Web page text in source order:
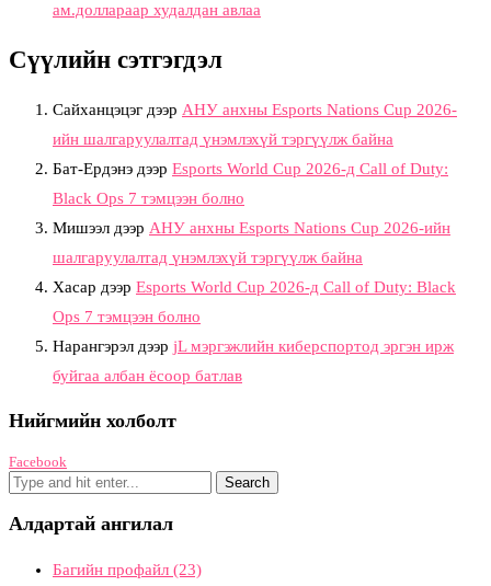
ам.доллараар худалдан авлаа
Сүүлийн сэтгэгдэл
Сайханцэцэг дээр АНУ анхны Esports Nations Cup 2026-
ийн шалгаруулалтад үнэмлэхүй тэргүүлж байна
Бат-Ердэнэ дээр Esports World Cup 2026-д Call of Duty:
Black Ops 7 тэмцээн болно
Мишээл дээр АНУ анхны Esports Nations Cup 2026-ийн
шалгаруулалтад үнэмлэхүй тэргүүлж байна
Хасар дээр Esports World Cup 2026-д Call of Duty: Black
Ops 7 тэмцээн болно
Нарангэрэл дээр jL мэргэжлийн киберспортод эргэн ирж
буйгаа албан ёсоор батлав
Нийгмийн холболт
Facebook
Алдартай ангилал
Багийн профайл (23)